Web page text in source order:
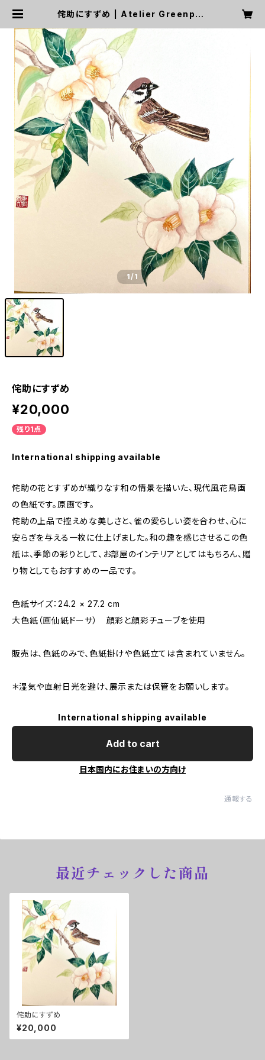
侘助にすずめ | Atelier Greenpau
1/1
侘助にすずめ
¥20,000
残り1点
International shipping available
侘助の花とすずめが織りなす和の情景を描いた、現代風花鳥画
の色紙です。原画です。
侘助の上品で控えめな美しさと、雀の愛らしい姿を合わせ、心に
安らぎを与える一枚に仕上げました。和の趣を感じさせるこの色
紙は、季節の彩りとして、お部屋のインテリアとしてはもちろん、贈
り物としてもおすすめの一品です。
色紙サイズ：24.2 × 27.2 cm
大色紙（画仙紙ドーサ） 顔彩と顔彩チューブを使用
販売は、色紙のみで、色紙掛けや色紙立ては含まれていません。
＊湿気や直射日光を避け、展示または保管をお願いします。
International shipping available
Add to cart
日本国内にお住まいの方向け
通報する
最近チェックした商品
侘助にすずめ
¥20,000